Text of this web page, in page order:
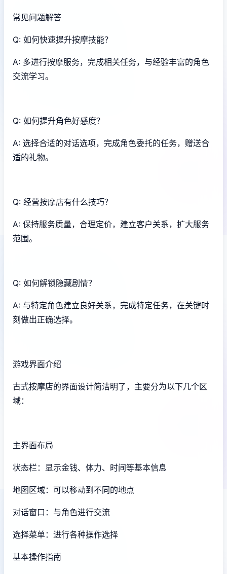
常见问题解答
Q: 如何快速提升按摩技能？
A: 多进行按摩服务，完成相关任务，与经验丰富的角色
交流学习。
Q: 如何提升角色好感度？
A: 选择合适的对话选项，完成角色委托的任务，赠送合
适的礼物。
Q: 经营按摩店有什么技巧？
A: 保持服务质量，合理定价，建立客户关系，扩大服务
范围。
Q: 如何解锁隐藏剧情？
A: 与特定角色建立良好关系，完成特定任务，在关键时
刻做出正确选择。
游戏界面介绍
古式按摩店的界面设计简洁明了，主要分为以下几个区
域：
主界面布局
状态栏：显示金钱、体力、时间等基本信息
地图区域：可以移动到不同的地点
对话窗口：与角色进行交流
选择菜单：进行各种操作选择
基本操作指南